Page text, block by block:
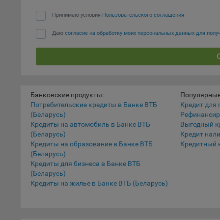
5.2.
их
5.3.
5.4.
9.1.
Принимаю условия Пользовательского соглашения
Даю согласие на обработку моих персональных данных для
Банковские продукты:
Потребительские кредиты в Банке ВТБ
(Беларусь)
Кредиты на автомобиль в Банке ВТБ
(Беларусь)
Кредиты на образование в Банке ВТБ
(Беларусь)
Кредиты для бизнеса в Банке ВТБ
(Беларусь)
Кредиты на жилье в Банке ВТБ (Беларусь)
Кредит для
Выгодный
Кредит
Кредитный